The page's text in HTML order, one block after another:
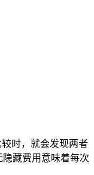
时，就会发现两者
藏费用意味着每次